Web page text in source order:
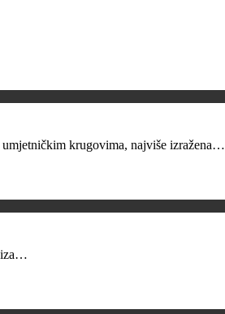
krugovima, najviše izražena…
iza…